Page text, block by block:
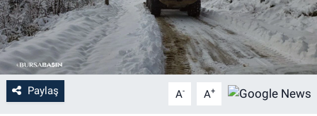
Paylaş A- A+
Eğitim
Ekonomi
Dünya